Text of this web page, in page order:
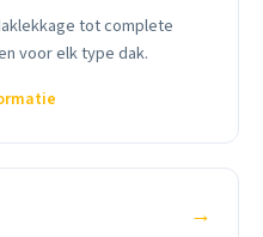
tot complete
voor elk type dak.
→